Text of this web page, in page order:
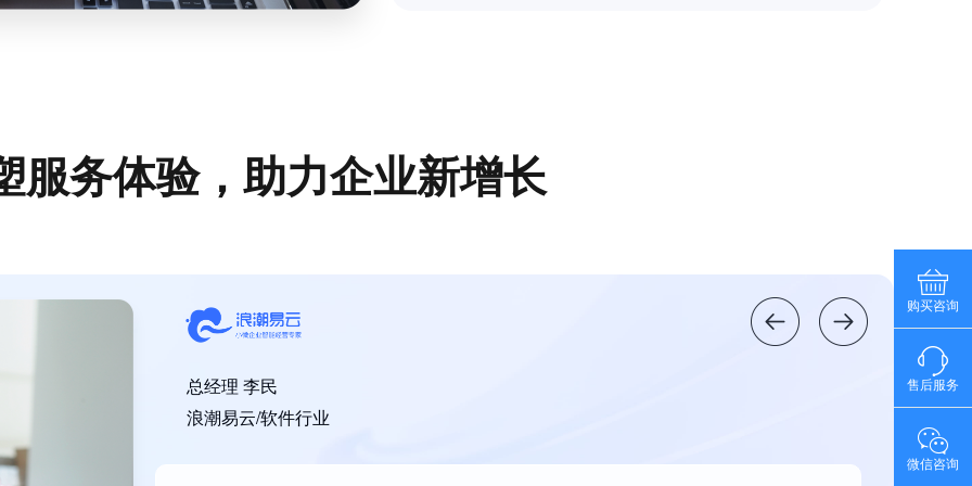
服务体验，助力企业新增长
总经理 李民
浪潮易云/软件行业
购买咨询
售后服务
微信咨询